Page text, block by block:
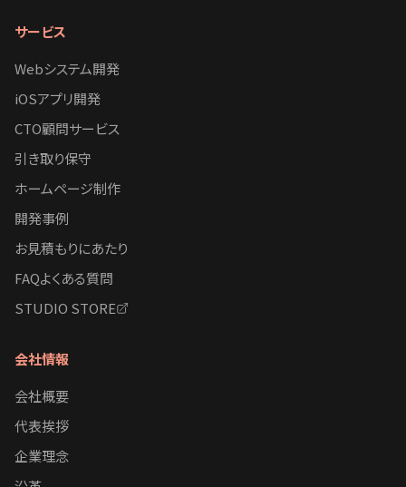
サービス
Webシステム開発
iOSアプリ開発
CTO顧問サービス
引き取り保守
ホームページ制作
開発事例
お見積もりにあたり
FAQよくある質問
STUDIO STORE
会社情報
会社概要
代表挨拶
企業理念